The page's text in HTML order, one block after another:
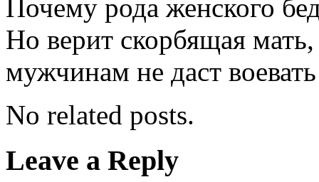
Почему рода женского
Но верит скорбящая
мужчинам не даст
No related posts.
Leave a Reply